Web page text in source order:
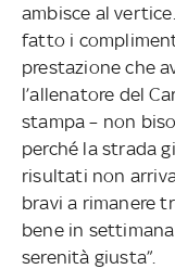
ambisce al
fatto i
prestazione che
l’allenatore del
stampa – non
perché la strada
risultati non
bravi a rimanere
bene in
serenità giusta”.